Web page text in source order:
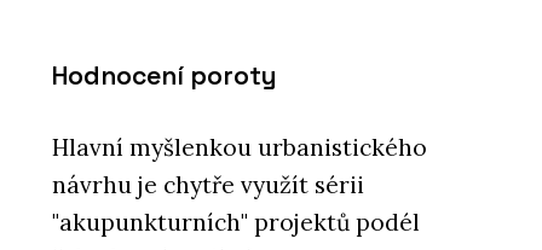
Hodnocení poroty
Hlavní myšlenkou urbanistického
návrhu je chytře využít sérii
"akupunkturních" projektů podél